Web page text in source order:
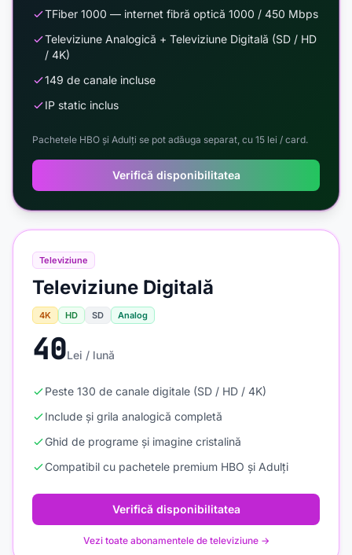
Televiziune
Televiziune Digitală
4K HD SD Analog
40Lei / lună
Peste 130 de canale digitale (SD / HD / 4K)
Include și grila analogică completă
Ghid de programe și imagine cristalină
Compatibil cu pachetele premium HBO și Adulți
Verifică disponibilitatea
Vezi toate abonamentele de televiziune →
TFiber 1000 — internet fibră optică 1000 / 450 Mbps
Televiziune Analogică + Televiziune Digitală (SD / HD
/ 4K)
149 de canale incluse
IP static inclus
Pachetele HBO și Adulți se pot adăuga separat, cu 15 lei / card.
Verifică disponibilitatea